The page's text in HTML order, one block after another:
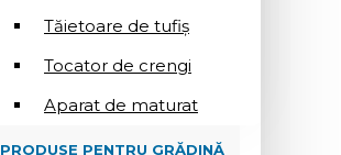
Tăietoare de tufiș
Tocator de crengi
Aparat de maturat
PRODUSE PENTRU GRĂDINĂ